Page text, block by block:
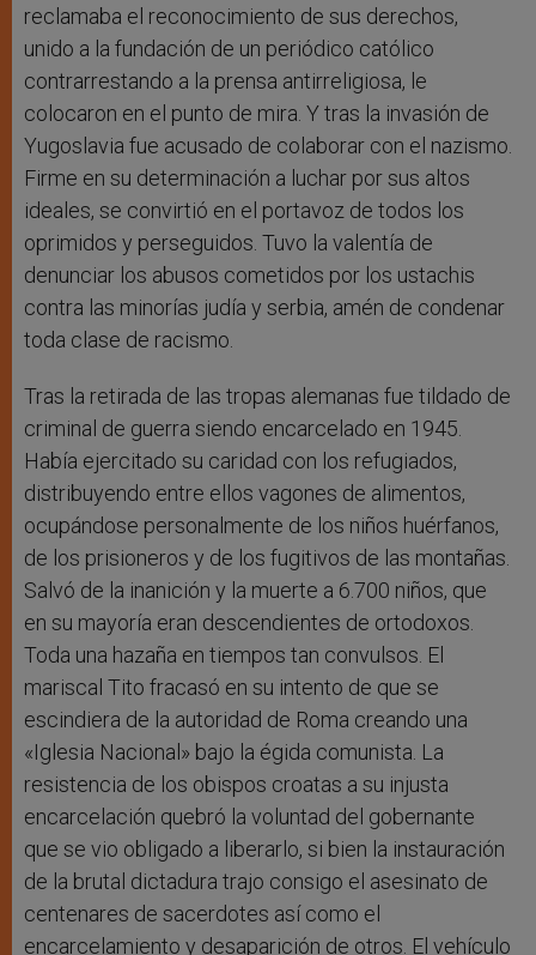
reclamaba el reconocimiento de sus derechos,
unido a la fundación de un periódico católico
contrarrestando a la prensa antirreligiosa, le
colocaron en el punto de mira. Y tras la invasión de
Yugoslavia fue acusado de colaborar con el nazismo.
Firme en su determinación a luchar por sus altos
ideales, se convirtió en el portavoz de todos los
oprimidos y perseguidos. Tuvo la valentía de
denunciar los abusos cometidos por los ustachis
contra las minorías judía y serbia, amén de condenar
toda clase de racismo.
Tras la retirada de las tropas alemanas fue tildado de
criminal de guerra siendo encarcelado en 1945.
Había ejercitado su caridad con los refugiados,
distribuyendo entre ellos vagones de alimentos,
ocupándose personalmente de los niños huérfanos,
de los prisioneros y de los fugitivos de las montañas.
Salvó de la inanición y la muerte a 6.700 niños, que
en su mayoría eran descendientes de ortodoxos.
Toda una hazaña en tiempos tan convulsos. El
mariscal Tito fracasó en su intento de que se
escindiera de la autoridad de Roma creando una
«Iglesia Nacional» bajo la égida comunista. La
resistencia de los obispos croatas a su injusta
encarcelación quebró la voluntad del gobernante
que se vio obligado a liberarlo, si bien la instauración
de la brutal dictadura trajo consigo el asesinato de
centenares de sacerdotes así como el
encarcelamiento y desaparición de otros. El vehículo